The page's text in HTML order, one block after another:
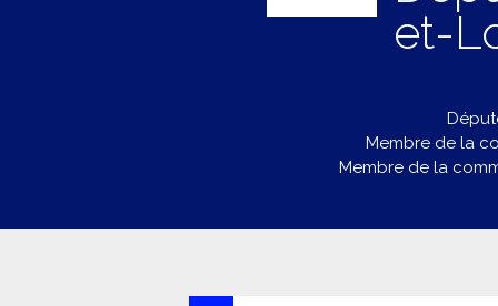
et-
Membre de la
Membre de la